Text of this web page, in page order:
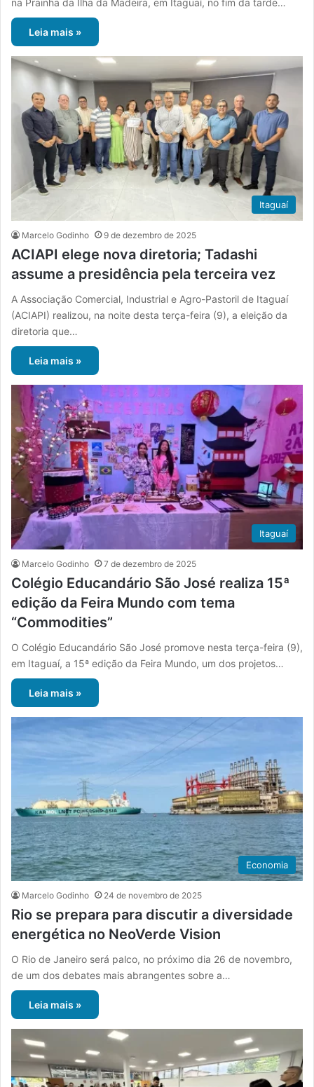
na Prainha da Ilha da Madeira, em Itaguaí, no fim da tarde…
Leia mais »
Itaguaí
Marcelo Godinho 9 de dezembro de 2025
ACIAPI elege nova diretoria; Tadashi
assume a presidência pela terceira vez
A Associação Comercial, Industrial e Agro-Pastoril de Itaguaí
(ACIAPI) realizou, na noite desta terça-feira (9), a eleição da
diretoria que…
Leia mais »
Itaguaí
Marcelo Godinho 7 de dezembro de 2025
Colégio Educandário São José realiza 15ª
edição da Feira Mundo com tema
“Commodities”
O Colégio Educandário São José promove nesta terça-feira (9),
em Itaguaí, a 15ª edição da Feira Mundo, um dos projetos…
Leia mais »
Economia
Marcelo Godinho 24 de novembro de 2025
Rio se prepara para discutir a diversidade
energética no NeoVerde Vision
O Rio de Janeiro será palco, no próximo dia 26 de novembro,
de um dos debates mais abrangentes sobre a…
Leia mais »